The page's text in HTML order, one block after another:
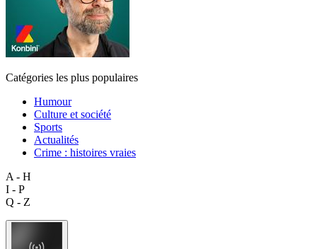
Catégories les plus populaires
Humour
Culture et société
Sports
Actualités
Crime : histoires vraies
A - H
I - P
Q - Z